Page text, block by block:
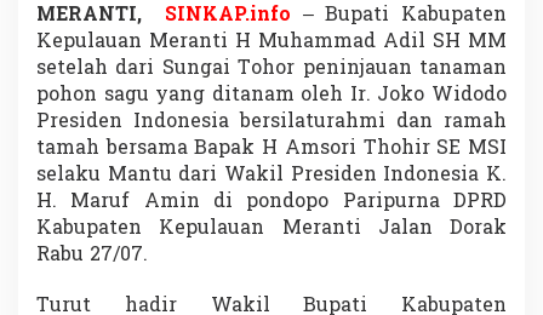
a
h
m
i
d
a
n
R
a
m
a
a
MERANTI, SINKAP.info – Bupati Kabupaten
Kepulauan Meranti H Muhammad Adil SH MM
setelah dari Sungai Tohor peninjauan tanaman
pohon sagu yang ditanam oleh Ir. Joko Widodo
Presiden Indonesia bersilaturahmi dan ramah
tamah bersama Bapak H Amsori Thohir SE MSI
selaku Mantu dari Wakil Presiden Indonesia K.
H. Maruf Amin di pondopo Paripurna DPRD
Kabupaten Kepulauan Meranti Jalan Dorak
Rabu 27/07.
Turut hadir Wakil Bupati Kabupaten